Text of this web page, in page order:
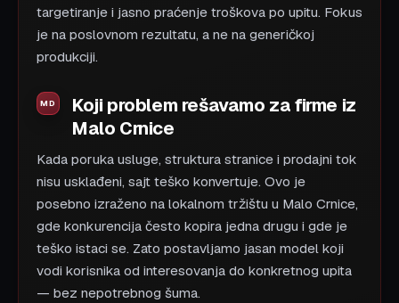
targetiranje i jasno praćenje troškova po upitu. Fokus
je na poslovnom rezultatu, a ne na generičkoj
produkciji.
Koji problem rešavamo za firme iz
Malo Crnice
Kada poruka usluge, struktura stranice i prodajni tok
nisu usklađeni, sajt teško konvertuje. Ovo je
posebno izraženo na lokalnom tržištu u Malo Crnice,
gde konkurencija često kopira jedna drugu i gde je
teško istaci se. Zato postavljamo jasan model koji
vodi korisnika od interesovanja do konkretnog upita
— bez nepotrebnog šuma.